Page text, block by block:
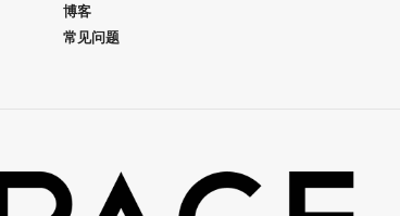
博客
常见问题